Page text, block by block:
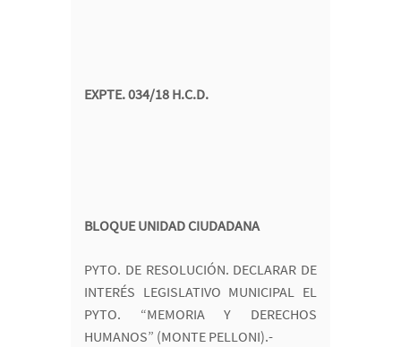
EXPTE. 034/18 H.C.D.
BLOQUE UNIDAD CIUDADANA
PYTO. DE RESOLUCIÓN. DECLARAR DE
INTERÉS LEGISLATIVO MUNICIPAL EL
PYTO. “MEMORIA Y DERECHOS
HUMANOS” (MONTE PELLONI).-